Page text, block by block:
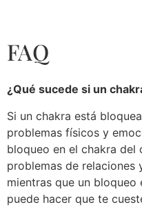
FAQ
¿Qué sucede si un
Si un chakra está
problemas físicos y
bloqueo en el chakra del
problemas de
mientras que un bloqueo
puede hacer que te